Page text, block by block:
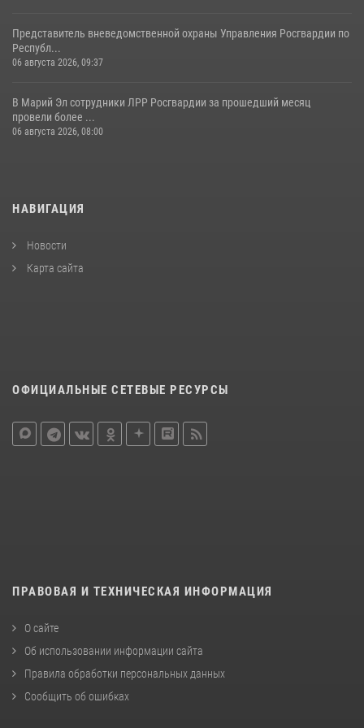
Представитель вневедомственной охраны Управления Росгвардии по
Республ...
06 августа 2026, 09:37
В Марий Эл сотрудники ЛРР Росгвардии за прошедший месяц
провели более ...
06 августа 2026, 08:00
НАВИГАЦИЯ
Новости
Карта сайта
ОФИЦИАЛЬНЫЕ СЕТЕВЫЕ РЕСУРСЫ
ПРАВОВАЯ И ТЕХНИЧЕСКАЯ ИНФОРМАЦИЯ
О сайте
Об использовании информации сайта
Правила обработки персональных данных
Сообщить об ошибках